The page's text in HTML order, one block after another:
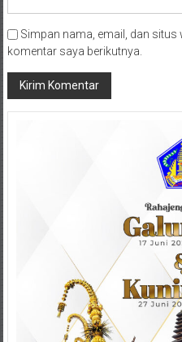
Simpan nama, email, dan
komentar saya berikutnya.